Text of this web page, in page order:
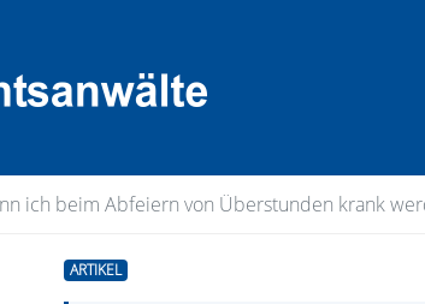
ich beim Abfeiern von Überstunden krank
ARTIKEL